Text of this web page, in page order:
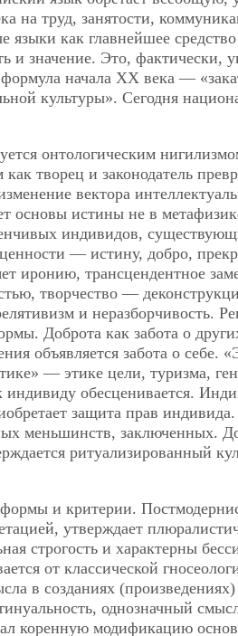
на труд, занятости,
как главнейшее
значение. Это, фактически,
начала ХХ века —
культуры». Сегодня
онтологическим
творец и законодатель
вектора
основы истины не в
индивидов,
— истину, добро,
иронию, трансцендентное
творчество —
и неразборчивость.
Доброта как забота о
объявляется забота о себе.
— этике цели, туризма,
обесценивается.
защита прав индивида.
меньшинств, заключенных.
ритуализированный
и критерии.
утверждает
строгость и характерны
от классической
в созданиях (произведениях)
однозначный
коренную модификацию